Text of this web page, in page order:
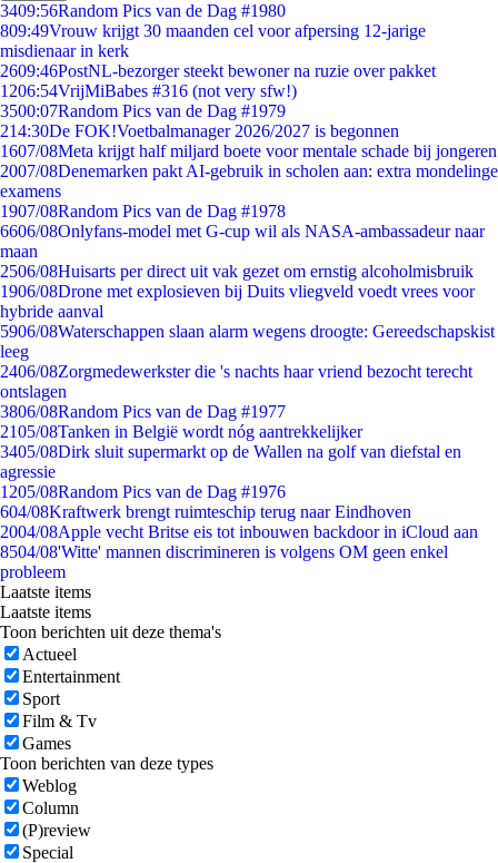
3409:56Random Pics van de Dag #1980
809:49Vrouw krijgt 30 maanden cel voor afpersing 12-jarige
misdienaar in kerk
2609:46PostNL-bezorger steekt bewoner na ruzie over pakket
1206:54VrijMiBabes #316 (not very sfw!)
3500:07Random Pics van de Dag #1979
214:30De FOK!Voetbalmanager 2026/2027 is begonnen
1607/08Meta krijgt half miljard boete voor mentale schade bij jongeren
2007/08Denemarken pakt AI-gebruik in scholen aan: extra mondelinge
examens
1907/08Random Pics van de Dag #1978
6606/08Onlyfans-model met G-cup wil als NASA-ambassadeur naar
maan
2506/08Huisarts per direct uit vak gezet om ernstig alcoholmisbruik
1906/08Drone met explosieven bij Duits vliegveld voedt vrees voor
hybride aanval
5906/08Waterschappen slaan alarm wegens droogte: Gereedschapskist
leeg
2406/08Zorgmedewerkster die 's nachts haar vriend bezocht terecht
ontslagen
3806/08Random Pics van de Dag #1977
2105/08Tanken in België wordt nóg aantrekkelijker
3405/08Dirk sluit supermarkt op de Wallen na golf van diefstal en
agressie
1205/08Random Pics van de Dag #1976
604/08Kraftwerk brengt ruimteschip terug naar Eindhoven
2004/08Apple vecht Britse eis tot inbouwen backdoor in iCloud aan
8504/08'Witte' mannen discrimineren is volgens OM geen enkel
probleem
Laatste items
Laatste items
Toon berichten uit deze thema's
Actueel
Entertainment
Sport
Film & Tv
Games
Toon berichten van deze types
Weblog
Column
(P)review
Special